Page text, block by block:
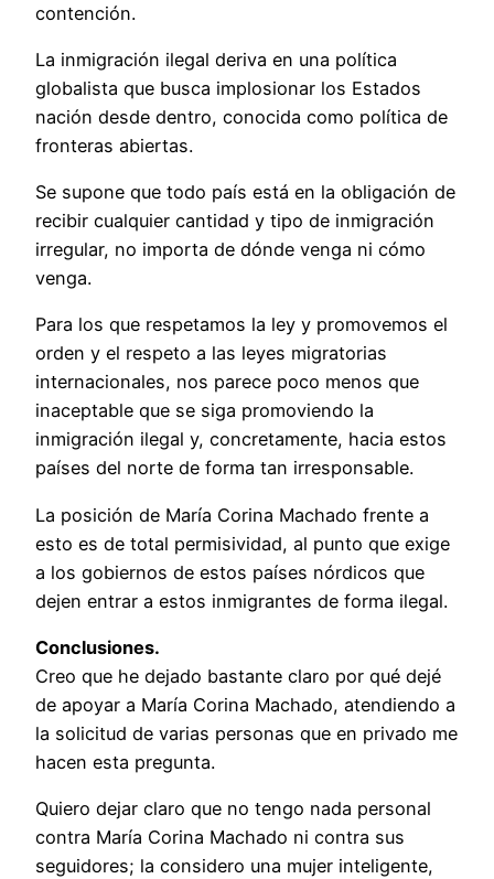
contención.
La inmigración ilegal deriva en una política
globalista que busca implosionar los Estados
nación desde dentro, conocida como política de
fronteras abiertas.
Se supone que todo país está en la obligación de
recibir cualquier cantidad y tipo de inmigración
irregular, no importa de dónde venga ni cómo
venga.
Para los que respetamos la ley y promovemos el
orden y el respeto a las leyes migratorias
internacionales, nos parece poco menos que
inaceptable que se siga promoviendo la
inmigración ilegal y, concretamente, hacia estos
países del norte de forma tan irresponsable.
La posición de María Corina Machado frente a
esto es de total permisividad, al punto que exige
a los gobiernos de estos países nórdicos que
dejen entrar a estos inmigrantes de forma ilegal.
Conclusiones.
Creo que he dejado bastante claro por qué dejé
de apoyar a María Corina Machado, atendiendo a
la solicitud de varias personas que en privado me
hacen esta pregunta.
Quiero dejar claro que no tengo nada personal
contra María Corina Machado ni contra sus
seguidores; la considero una mujer inteligente,